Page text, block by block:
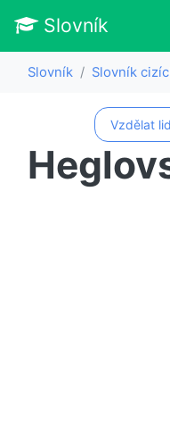
Slovník
Slovník Slovník
Vzdělat